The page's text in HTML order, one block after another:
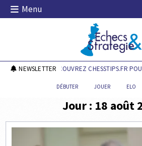
Skip
Menu
Echecs & Stratégie
NEWSLETTERDÉCOUVREZ CHESSTIPS.FR
DÉBUTER JOUER ELO
Jour : 18 août